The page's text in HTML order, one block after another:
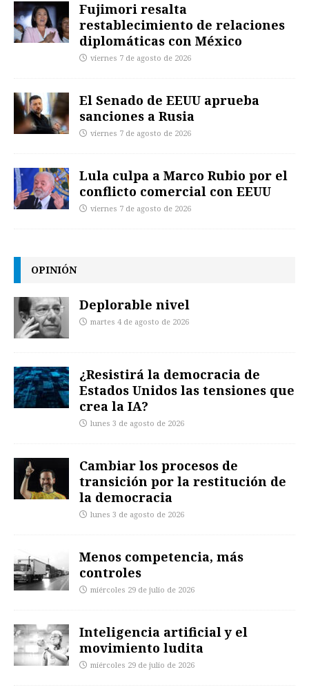
Fujimori resalta
restablecimiento de relaciones
diplomáticas con México
viernes 7 de agosto de 2026
El Senado de EEUU aprueba
sanciones a Rusia
viernes 7 de agosto de 2026
Lula culpa a Marco Rubio por el
conflicto comercial con EEUU
viernes 7 de agosto de 2026
OPINIÓN
Deplorable nivel
martes 4 de agosto de 2026
¿Resistirá la democracia de
Estados Unidos las tensiones que
crea la IA?
lunes 3 de agosto de 2026
Cambiar los procesos de
transición por la restitución de
la democracia
lunes 3 de agosto de 2026
Menos competencia, más
controles
miércoles 29 de julio de 2026
Inteligencia artificial y el
movimiento ludita
miércoles 29 de julio de 2026